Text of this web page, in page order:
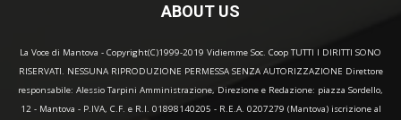
ABOUT US
La Voce di Mantova - Copyright(C)1999-2019 Vidiemme Soc. Coop TUTTI I DIRITTI SONO
RISERVATI. NESSUNA RIPRODUZIONE PERMESSA SENZA AUTORIZZAZIONE Direttore
responsabile: Alessio Tarpini Amministrazione, Direzione e Redazione: piazza Sordello,
12 - Mantova - P.IVA, C.F. e R.I. 01898140205 - R.E.A. 0207279 (Mantova) iscrizione al